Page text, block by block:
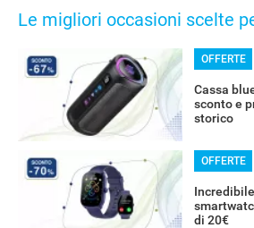
Le migliori occasioni scelte
OFFERTE
Cassa
sconto e
storico
OFFERTE
di 20€